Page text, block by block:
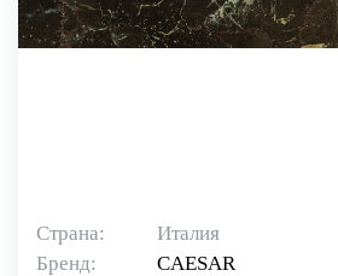
Страна:
Италия
Бренд:
CAESAR